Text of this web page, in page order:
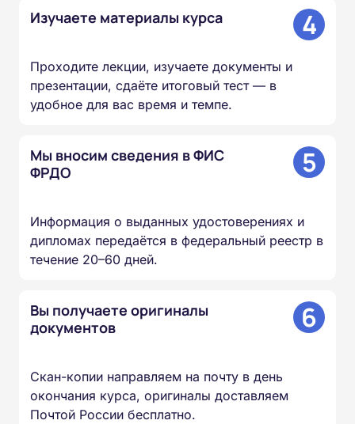
Изучаете материалы курса 4
Проходите лекции, изучаете документы и
презентации, сдаёте итоговый тест — в
удобное для вас время и темпе.
Мы вносим сведения в ФИС
ФРДО
5
Информация о выданных удостоверениях и
дипломах передаётся в федеральный реестр в
течение 20–60 дней.
Вы получаете оригиналы
документов
6
Скан-копии направляем на почту в день
окончания курса, оригиналы доставляем
Почтой России бесплатно.